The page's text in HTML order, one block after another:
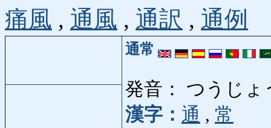
痛風 , 通風 , 通訳 , 通例
通常
発音： つうじょ
漢字： 通 , 常